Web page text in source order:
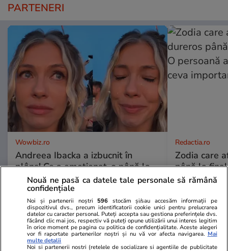
PARTENERI
Wowbiz.ro
Andreea Ibacka a izbucnit în
plâns! Ce a emoționat-o până la
lacrimi pe vedetă: „Nu-mi mai e
rușine să fiu vulnerabilă”
Redactia.ro
Zodia care
până la
persoană
POLITIC
Nouă ne pasă ca datele tale personale să rămână
confidențiale
Noi și partenerii noștri 596 stocăm și/sau accesăm informații pe
dispozitivul dvs., precum identificatorii cookie unici pentru prelucrarea
datelor cu caracter personal. Puteți accepta sau gestiona preferințele dvs.
făcând clic mai jos, respectiv vă puteți opune utilizării unui interes legitim
în orice moment pe pagina cu politica de confidențialitate. Aceste alegeri
vor fi raportate partenerilor noștri și nu vă vor afecta navigarea. Mai
multe detalii
Noi si partenerii nostri (retelele de socializare si agentiile de publicitate